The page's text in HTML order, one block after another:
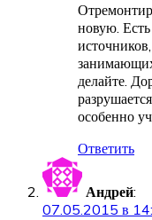
новую.
делайте.
особенно
Ответить
Андрей:
07.05.2015 в